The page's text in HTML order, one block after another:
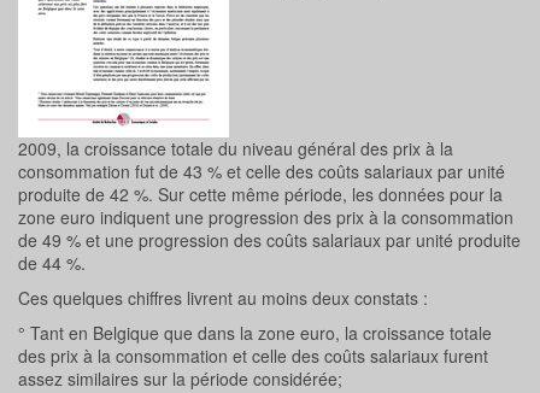
2009, la croissance totale du niveau général des prix à la
consommation fut de 43 % et celle des coûts salariaux par unité
produite de 42 %. Sur cette même période, les données pour la
zone euro indiquent une progression des prix à la consommation
de 49 % et une progression des coûts salariaux par unité produite
de 44 %.
Ces quelques chiffres livrent au moins deux constats :
° Tant en Belgique que dans la zone euro, la croissance totale
des prix à la consommation et celle des coûts salariaux furent
assez similaires sur la période considérée;